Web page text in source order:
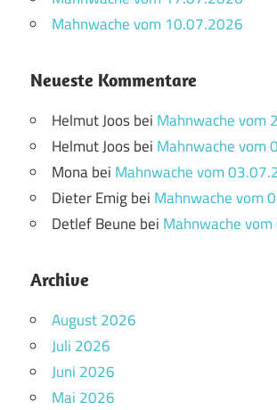
Mahnwache vom 10.07.2026
Neueste Kommentare
Helmut Joosbei Mahnwache vom
Helmut Joosbei Mahnwache vom
Monabei Mahnwache vom
Dieter Emigbei Mahnwache vom
Detlef Beune bei Mahnwache
Archive
August 2026
Juli 2026
Juni 2026
Mai 2026